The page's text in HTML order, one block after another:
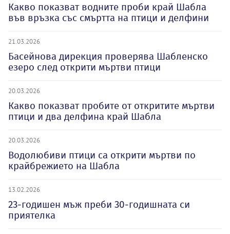
Какво показват водните проби край Шабла
във връзка със смъртта на птици и делфини
21.03.2026
Басейнова дирекция проверява Шабленско
езеро след открити мъртви птици
20.03.2026
Какво показват пробите от откритите мъртви
птици и два делфина край Шабла
20.03.2026
Водолюбиви птици са открити мъртви по
крайбрежието на Шабла
13.02.2026
23-годишен мъж преби 30-годишната си
приятелка